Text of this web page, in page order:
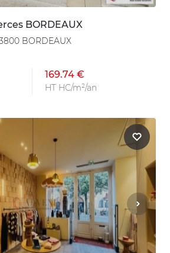
BORDEAUX
BORDEAUX
169.74 €
HT HC/m²/an